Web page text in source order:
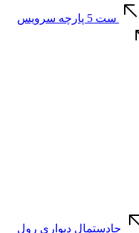
ست 5 پارچه سرویس
جادستمال دیواری رول